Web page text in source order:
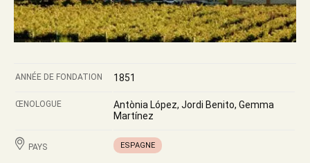
ANNÉE DE FONDATION 1851
ŒNOLOGUE
Antònia López, Jordi Benito, Gemma
Martínez
PAYS ESPAGNE